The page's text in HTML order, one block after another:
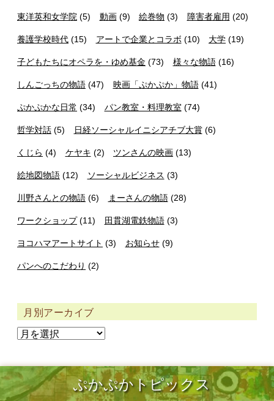
東洋英和女学院 (5) 動画(9) 絵巻物 (3) 障害者雇用 (20)
養護学校時代 (15) アートで企業とコラボ (10) 大学 (19)
子どもたちにオペラを・ゆめ基金 (73) 様々な物語(16)
しんごっちの物語 (47) 映画「ぷかぷか」物語(41)
ぷかぷかな日常 (34) パン教室・料理教室 (74)
哲学対話 (5) 日経ソーシャルイニシアチブ大賞(6)
くじら (4) ケヤキ (2) ツンさんの映画 (13)
絵地図物語 (12) ソーシャルビジネス (3)
川野さんとの物語 (6) まーさんの物語(28)
ワークショップ(11) 田貫湖電鉄物語(3)
ヨコハマアートサイト (3) お知らせ(9)
パンへのこだわり (2)
月別アーカイブ
ぷかぷかトピックス